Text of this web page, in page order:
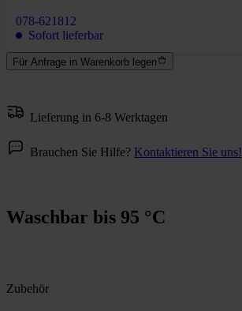
078-621812
Sofort lieferbar
Für Anfrage in Warenkorb legen
Lieferung in 6-8 Werktagen
Brauchen Sie Hilfe? Kontaktieren Sie uns!
Waschbar bis 95 °C
Zubehör